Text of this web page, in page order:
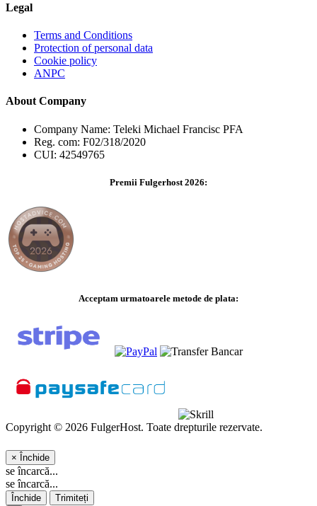
Legal
Terms and Conditions
Protection of personal data
Cookie policy
ANPC
About Company
Company Name: Teleki Michael Francisc PFA
Reg. com: F02/318/2020
CUI: 42549765
Premii Fulgerhost 2026:
Acceptam urmatoarele metode de plata:
Copyright © 2026 FulgerHost. Toate drepturile rezervate.
× Închide
se încarcă...
se încarcă...
Închide
Trimiteți